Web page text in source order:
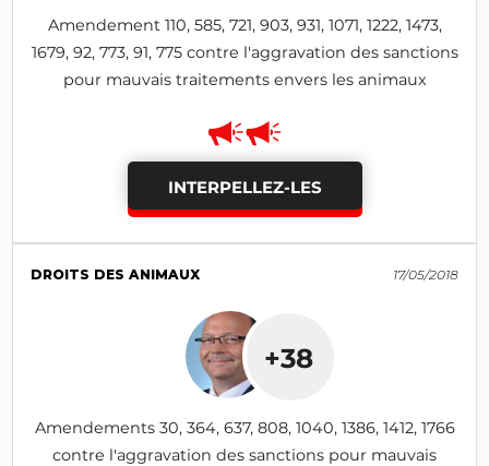
Amendement 110, 585, 721, 903, 931, 1071, 1222, 1473,
1679, 92, 773, 91, 775 contre l'aggravation des sanctions
pour mauvais traitements envers les animaux
INTERPELLEZ-LES
DROITS DES ANIMAUX 17/05/2018
+38
Amendements 30, 364, 637, 808, 1040, 1386, 1412, 1766
contre l'aggravation des sanctions pour mauvais